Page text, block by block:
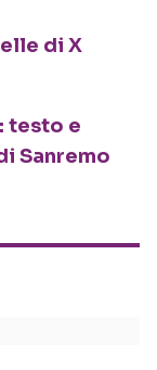
di X
testo e
Sanremo